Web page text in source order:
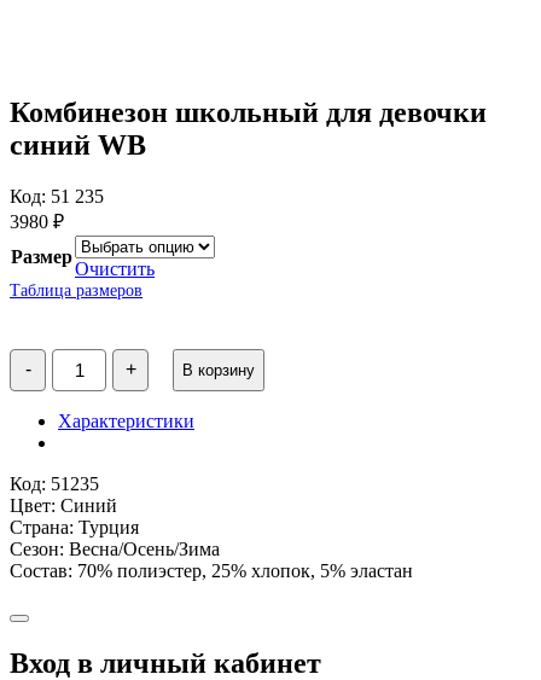
Комбинезон школьный для девочки
синий WB
Код: 51 235
3980 ₽
Размер
Очистить
Таблица размеров
-
Количество
товара
Комбинезон
школьный
для
синий
WB
+ В корзину
Характеристики
Код: 51235
Цвет: Синий
Страна: Турция
Сезон: Весна/Осень/Зима
Состав: 70% полиэстер, 25% хлопок, 5% эластан
Вход в личный кабинет